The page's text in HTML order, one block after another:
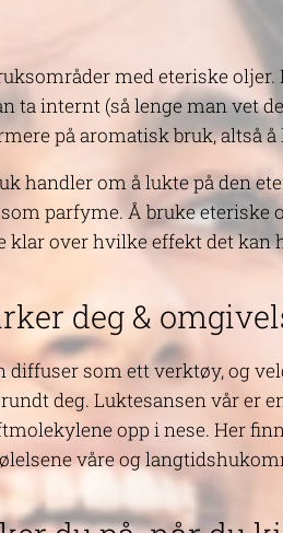
med eteriske
ta internt (så lenge man vet
på aromatisk bruk, altså å
handler om å lukte på den
parfyme. Å bruke eteriske
klar over hvilke effekt det kan
deg &
diffuser som ett verktøy, og
deg. Luktesansen vår er
opp i nese. Her
våre og